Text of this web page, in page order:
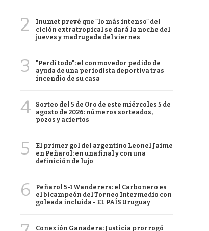
2
Inumet prevé que "lo más intenso" del
ciclón extratropical se dará la noche del
jueves y madrugada del viernes
3
"Perdí todo": el conmovedor pedido de
ayuda de una periodista deportiva tras
incendio de su casa
4
Sorteo del 5 de Oro de este miércoles 5 de
agosto de 2026: números sorteados,
pozos y aciertos
5
El primer gol del argentino Leonel Jaime
en Peñarol: en una final y con una
definición de lujo
6
Peñarol 5-1 Wanderers: el Carbonero es
el bicampeón del Torneo Intermedio con
goleada incluida - EL PAÍS Uruguay
Conexión Ganadera: Justicia prorrogó